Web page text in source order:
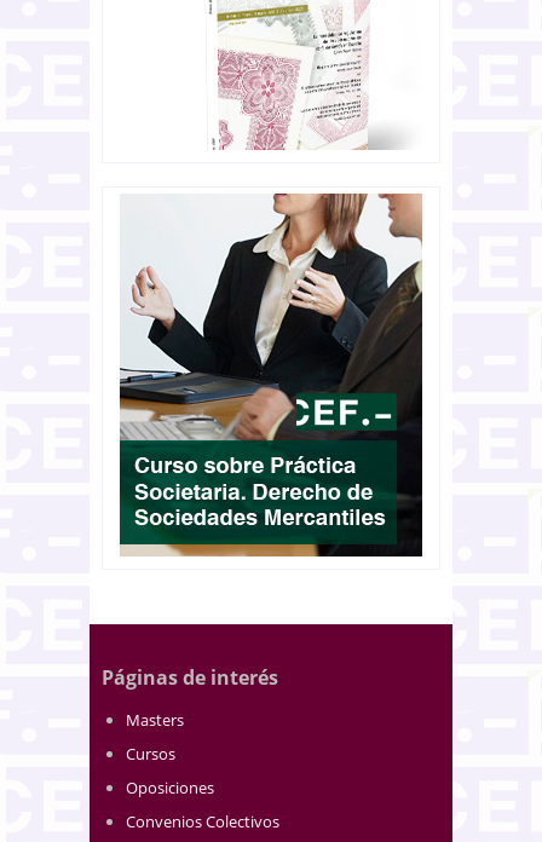
Páginas de interés
Masters
Cursos
Oposiciones
Convenios Colectivos